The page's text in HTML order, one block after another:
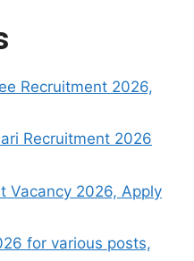
Recruitment 2026,
Recruitment 2026
Vacancy 2026, Apply
for various posts,